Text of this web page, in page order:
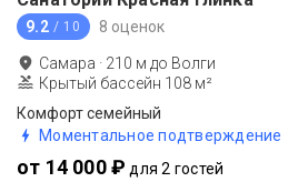
9.2 / 10 8 оценок
Самара · 210 м до Волги
Крытый бассейн 108 м²
Комфорт семейный
Моментальное подтверждение
от 14 000 ₽ для 2 гостей